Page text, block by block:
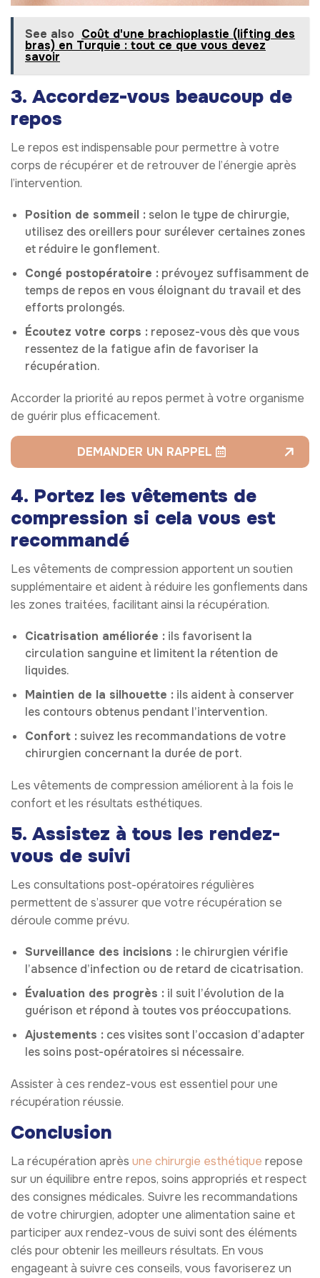
See also Coût d'une brachioplastie (lifting des
bras) en Turquie : tout ce que vous devez
savoir
3. Accordez-vous beaucoup de
repos
Le repos est indispensable pour permettre à votre
corps de récupérer et de retrouver de l’énergie après
l’intervention.
Position de sommeil : selon le type de chirurgie,
utilisez des oreillers pour surélever certaines zones
et réduire le gonflement.
Congé postopératoire : prévoyez suffisamment de
temps de repos en vous éloignant du travail et des
efforts prolongés.
Écoutez votre corps : reposez-vous dès que vous
ressentez de la fatigue afin de favoriser la
récupération.
Accorder la priorité au repos permet à votre organisme
de guérir plus efficacement.
DEMANDER UN RAPPEL
4. Portez les vêtements de
compression si cela vous est
recommandé
Les vêtements de compression apportent un soutien
supplémentaire et aident à réduire les gonflements dans
les zones traitées, facilitant ainsi la récupération.
Cicatrisation améliorée : ils favorisent la
circulation sanguine et limitent la rétention de
liquides.
Maintien de la silhouette : ils aident à conserver
les contours obtenus pendant l’intervention.
Confort : suivez les recommandations de votre
chirurgien concernant la durée de port.
Les vêtements de compression améliorent à la fois le
confort et les résultats esthétiques.
5. Assistez à tous les rendez-
vous de suivi
Les consultations post-opératoires régulières
permettent de s’assurer que votre récupération se
déroule comme prévu.
Surveillance des incisions : le chirurgien vérifie
l’absence d’infection ou de retard de cicatrisation.
Évaluation des progrès : il suit l’évolution de la
guérison et répond à toutes vos préoccupations.
Ajustements : ces visites sont l’occasion d’adapter
les soins post-opératoires si nécessaire.
Assister à ces rendez-vous est essentiel pour une
récupération réussie.
Conclusion
La récupération après une chirurgie esthétique repose
sur un équilibre entre repos, soins appropriés et respect
des consignes médicales. Suivre les recommandations
de votre chirurgien, adopter une alimentation saine et
participer aux rendez-vous de suivi sont des éléments
clés pour obtenir les meilleurs résultats. En vous
engageant à suivre ces conseils, vous favoriserez un